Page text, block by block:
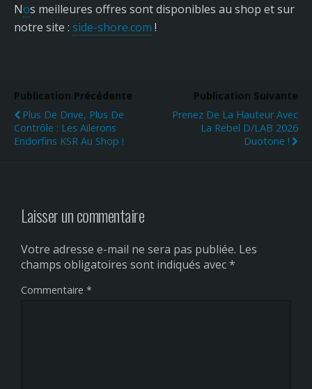
Nos meilleures offres sont disponibles au shop et sur
notre site : side-shore.com !
Publication Précédente
Plus De Drive, Plus De
Contrôle : Les Ailerons
Endorfins KSR Au Shop !
Publication Suivante
Prenez De La Hauteur Avec
La Rebel D/LAB 2026
Duotone !
Laisser un commentaire
Votre adresse e-mail ne sera pas publiée. Les
champs obligatoires sont indiqués avec*
Commentaire *